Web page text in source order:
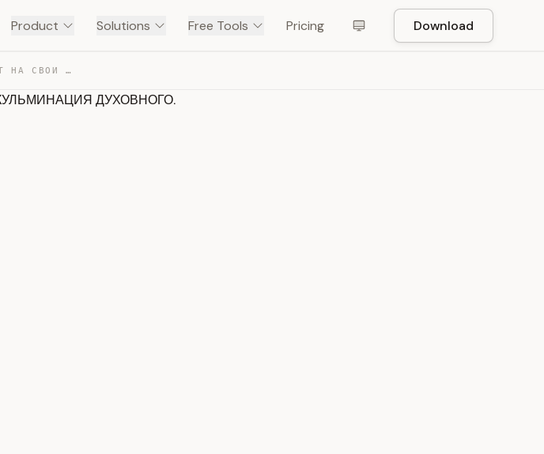
Product Solutions Free Tools Pricing Download
НЕДЕЛЯ 25 – 31 МАЯ ВСЁ ПОСТАВИТ НА СВОИ МЕСТА. РАЗРУШЕН… — TRANSCRIPT
ДУХОВНОГО.